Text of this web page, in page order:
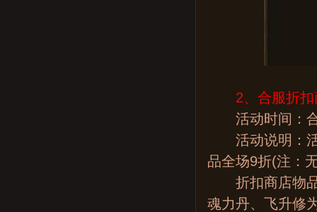
2、合服折扣
活动时间：合
活动说明：活
品全场9折(注：
折扣商店物品
魂力丹、飞升修